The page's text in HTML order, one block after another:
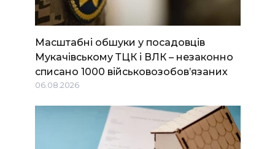
Масштабні обшуки у посадовців
Мукачівському ТЦК і ВЛК – незаконно
списано 1000 військовозобов’язаних
06.08.2026